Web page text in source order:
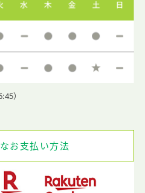
）
お支払い方法